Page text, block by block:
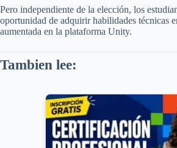
Pero independiente de la elección, los
oportunidad de adquirir habilidades técnicas
aumentada en la plataforma Unity.
Tambien lee: